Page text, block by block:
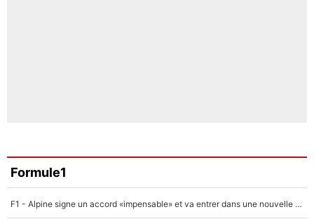
Formule1
F1 - Alpine signe un accord «impensable» et va entrer dans une nouvelle dimension : Grande nouvelle pour Pierre Gasly !